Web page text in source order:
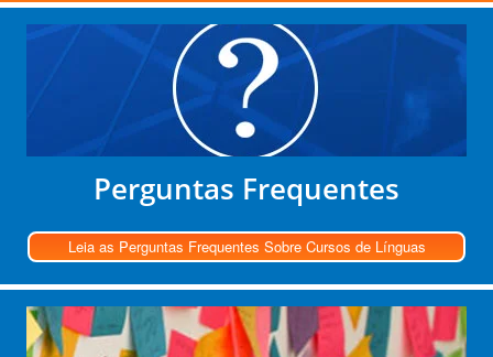
Perguntas Frequentes
Leia as Perguntas Frequentes Sobre Cursos de Línguas